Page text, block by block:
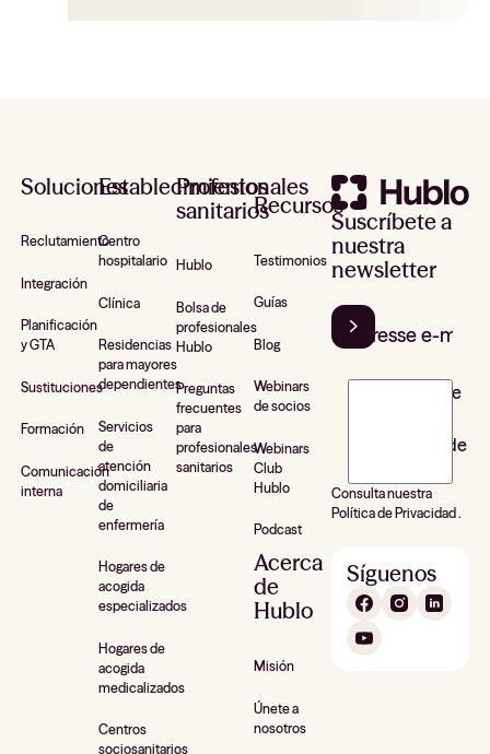
Soluciones
Reclutamiento
Integración
Planificación
y GTA
Sustituciones
Formación
Comunicación
interna
Establecimientos
Centro
hospitalario
Clínica
Residencias
para mayores
dependientes
Servicios
de
atención
domiciliaria
de
enfermería
Hogares de
acogida
especializados
Hogares de
acogida
medicalizados
Centros
sociosanitarios
Profesionales
sanitarios
Hublo
Bolsa de
profesionales
Hublo
Preguntas
frecuentes
para
profesionales
sanitarios
Recursos
Testimonios
Guías
Blog
Webinars
de socios
Webinars
Club
Hublo
Podcast
Acerca
de
Hublo
Misión
Únete a
nosotros
Suscríbete a
nuestra
newsletter
J’accepte de
newsletter de
Consulta nuestra
Política de Privacidad .
Síguenos